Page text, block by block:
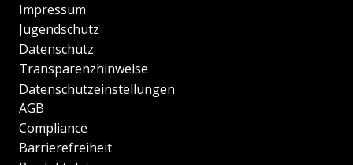
Impressum
Jugendschutz
Datenschutz
Transparenzhinweise
Datenschutzeinstellungen
AGB
Compliance
Barrierefreiheit